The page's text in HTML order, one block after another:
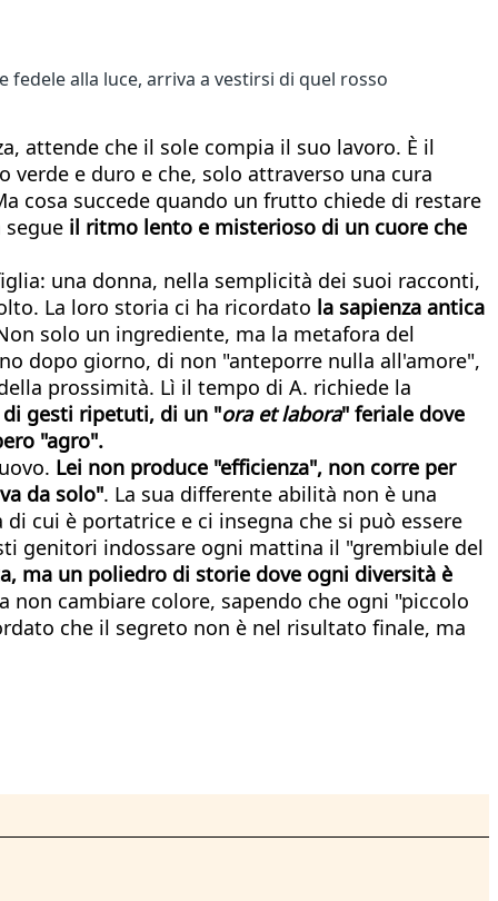
alla luce, arriva a vestirsi di quel rosso
attende che il sole compia il suo lavoro. È il
e duro e che, solo attraverso una cura
cosa succede quando un frutto chiede di restare
il ritmo lento e misterioso di un cuore che
una donna, nella semplicità dei suoi racconti,
La loro storia ci ha ricordato la sapienza antica
solo un ingrediente, ma la metafora del
dopo giorno, di non "anteporre nulla all'amore",
prossimità. Lì il tempo di A. richiede la
gesti ripetuti, di un "ora et labora" feriale dove
"agro".
Lei non produce "efficienza", non corre per
da solo". La sua differente abilità non è una
cui è portatrice e ci insegna che si può essere
genitori indossare ogni mattina il "grembiule del
ma un poliedro di storie dove ogni diversità è
cambiare colore, sapendo che ogni "piccolo
che il segreto non è nel risultato finale, ma